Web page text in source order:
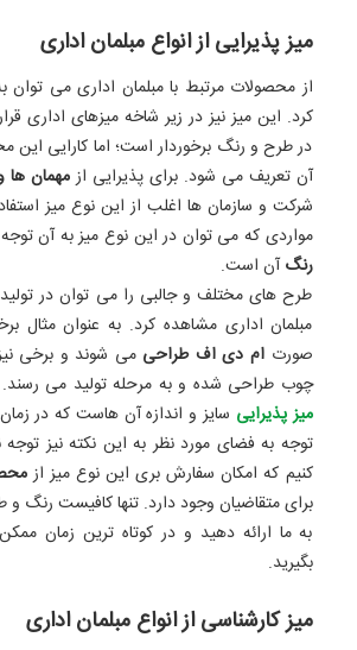
میز پذیرایی از انواع مبلمان اداری
از محصولات مرتبط با مبلمان اداری می‌ توان
کرد. این میز نیز در زیر شاخه میزهای اداری
در طرح و رنگ برخوردار است؛ اما کارایی این
آن تعریف می ‌شود. برای پذیرایی ازمهمان‌ ها
شرکت و سازمان‌ ها اغلب از این نوع میز
مواردی که می ‌توان در این نوع میز به آن
رنگآن است.
طرح‌ های مختلف و جالبی را می‌ توان در
مبلمان اداری مشاهده کرد. به‌ عنوان‌ مثال
‌صورتام دی اف طراحی می ‌شوند و برخی
چوب طراحی شده و به مرحله تولید می ‌رسند.
میز پذیرایی سایز و اندازه آن‌ هاست که در
توجه به فضای مورد نظر به این نکته نیز توجه
کنیم که امکان سفارش بری این نوع میز از
برای متقاضیان وجود دارد. تنها کافیست رنگ و
به ما ارائه دهید و در کوتاه ‌ترین زمان
بگیرید.
میز کارشناسی از انواع مبلمان اداری